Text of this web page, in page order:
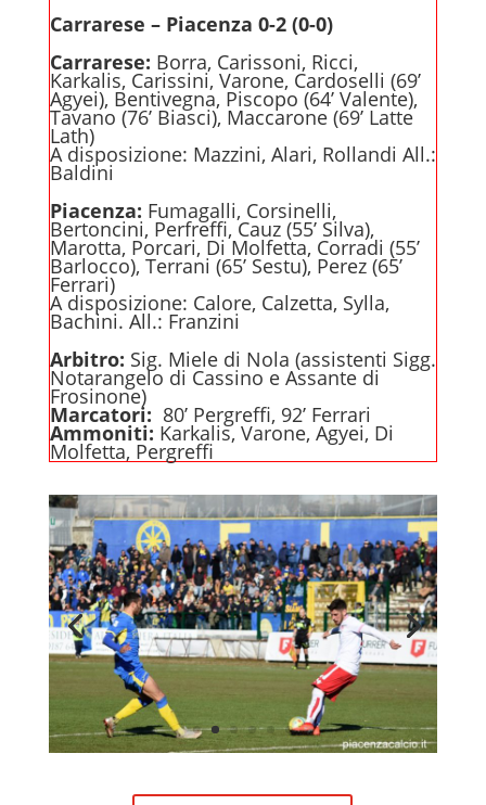
Carrarese – Piacenza 0-2 (0-0)
Carrarese: Borra, Carissoni, Ricci,
Karkalis, Carissini, Varone, Cardoselli (69’
Agyei), Bentivegna, Piscopo (64’ Valente),
Tavano (76’ Biasci), Maccarone (69’ Latte
Lath)
A disposizione: Mazzini, Alari, Rollandi All.:
Baldini
Piacenza: Fumagalli, Corsinelli,
Bertoncini, Perfreffi, Cauz (55’ Silva),
Marotta, Porcari, Di Molfetta, Corradi (55’
Barlocco), Terrani (65’ Sestu), Perez (65’
Ferrari)
A disposizione: Calore, Calzetta, Sylla,
Bachini. All.: Franzini
Arbitro: Sig. Miele di Nola (assistenti Sigg.
Notarangelo di Cassino e Assante di
Frosinone)
Marcatori: 80’ Pergreffi, 92’ Ferrari
Ammoniti: Karkalis, Varone, Agyei, Di
Molfetta, Pergreffi